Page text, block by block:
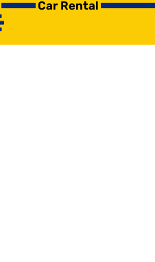
Car Rental